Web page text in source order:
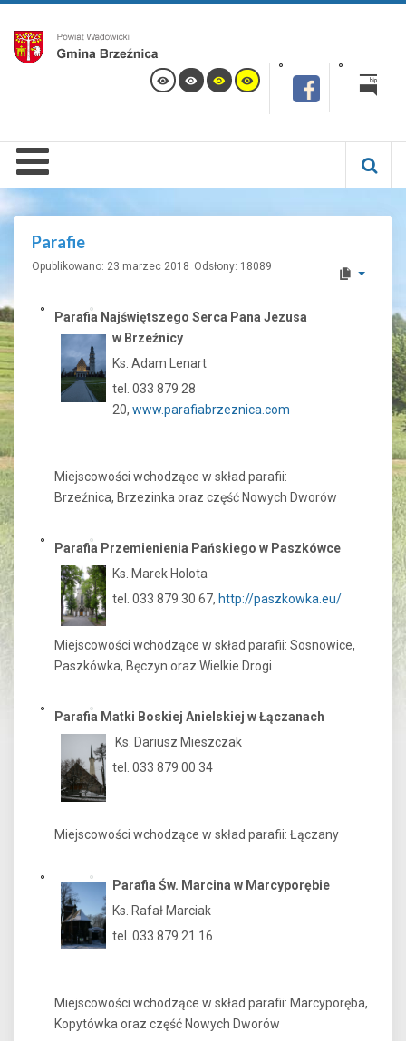
Parafie
Opublikowano: 23 marzec 2018 Odsłony: 18089
Parafia Najświętszego Serca Pana Jezusa
w Brzeźnicy
Ks. Adam Lenart
tel. 033 879 28
20, www.parafiabrzeznica.com
Miejscowości wchodzące w skład parafii:
Brzeźnica, Brzezinka oraz część Nowych Dworów
Parafia Przemienienia Pańskiego w Paszkówce
Ks. Marek Holota
tel. 033 879 30 67, http://paszkowka.eu/
Miejscowości wchodzące w skład parafii: Sosnowice,
Paszkówka, Bęczyn oraz Wielkie Drogi
Parafia Matki Boskiej Anielskiej w Łączanach
Ks. Dariusz Mieszczak
tel. 033 879 00 34
Miejscowości wchodzące w skład parafii: Łączany
Parafia Św. Marcina w Marcyporębie
Ks. Rafał Marciak
tel. 033 879 21 16
Miejscowości wchodzące w skład parafii: Marcyporęba,
Kopytówka oraz część Nowych Dworów